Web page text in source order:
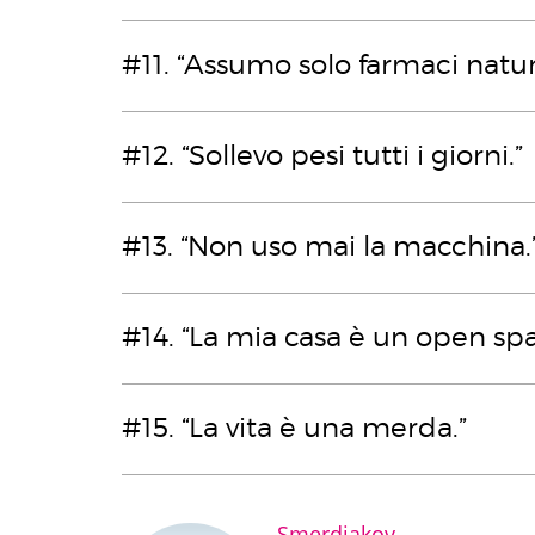
#11. “Assumo solo farmaci
#12. “Sollevo pesi tutti i giorni.”
#13. “Non uso mai la
#14. “La mia casa è un open
#15. “La vita è una merda.”